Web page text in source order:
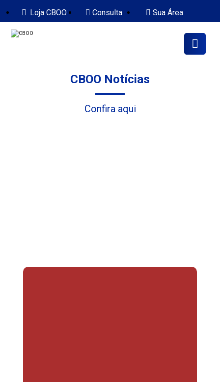
Loja CBOO Consulta Sua Área
CBOO Notícias
Confira aqui